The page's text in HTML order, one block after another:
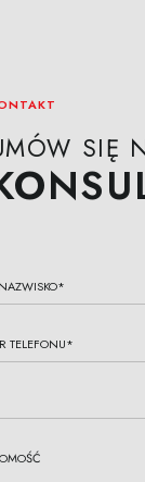
SIĘ